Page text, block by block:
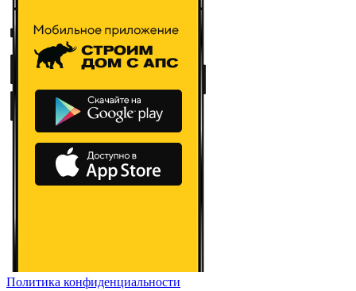
Политика конфиденциальности